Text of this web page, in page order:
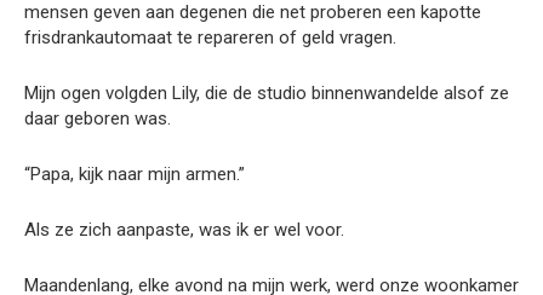
mensen geven aan degenen die net proberen een kapotte
frisdrankautomaat te repareren of geld vragen.
Mijn ogen volgden Lily, die de studio binnenwandelde alsof ze
daar geboren was.
“Papa, kijk naar mijn armen.”
Als ze zich aanpaste, was ik er wel voor.
Maandenlang, elke avond na mijn werk, werd onze woonkamer